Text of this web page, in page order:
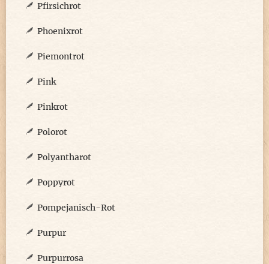
Pfirsichrot
Phoenixrot
Piemontrot
Pink
Pinkrot
Polorot
Polyantharot
Poppyrot
Pompejanisch-Rot
Purpur
Purpurrosa